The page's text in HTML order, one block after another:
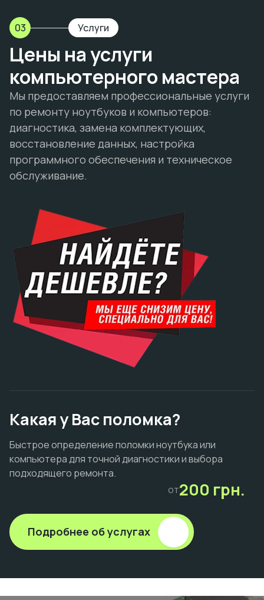
03 Услуги
Цены на услуги
компьютерного мастера
Мы предоставляем профессиональные услуги
по ремонту ноутбуков и компьютеров:
диагностика, замена комплектующих,
восстановление данных, настройка
программного обеспечения и техническое
обслуживание.
Какая у Вас поломка?
Быстрое определение поломки ноутбука или
компьютера для точной диагностики и выбора
подходящего ремонта.
от200 грн.
Подробнее об услугах